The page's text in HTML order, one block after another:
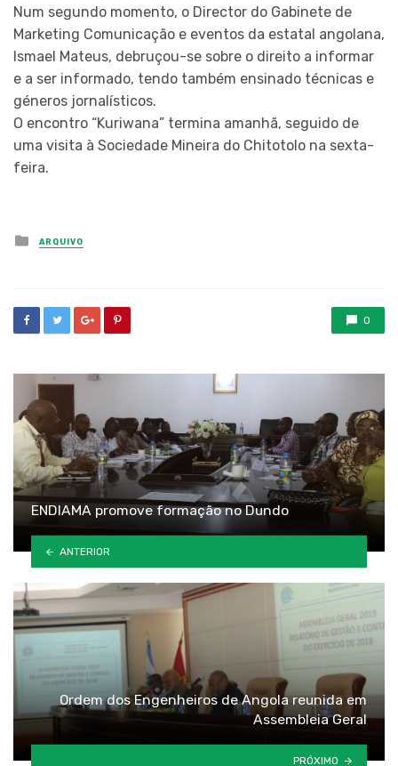
Num segundo momento, o Director do Gabinete de
Marketing Comunicação e eventos da estatal angolana,
Ismael Mateus, debruçou-se sobre o direito a informar
e a ser informado, tendo também ensinado técnicas e
géneros jornalísticos.
O encontro “Kuriwana” termina amanhã, seguido de
uma visita à Sociedade Mineira do Chitotolo na sexta-
feira.
Posted
in
ARQUIVO
0
ENDIAMA promove formação no Dundo
ANTERIOR
Ordem dos Engenheiros de Angola reunida em
Assembleia Geral
PRÓXIMO